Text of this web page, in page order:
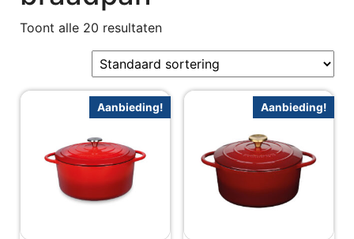
Toont alle 20 resultaten
Aanbieding! Aanbieding!